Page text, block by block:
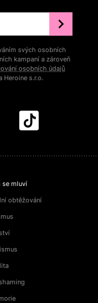
svých osobních
kampaní a zároveň
osobních údajů
Heroine s.r.o.
se mluví
obtěžování